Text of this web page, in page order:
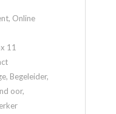
Online
11
Begeleider,
oor,